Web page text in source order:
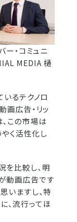
ー・コミュニ
MEDIA 樋
るテクノロ
画広告・リッ
この市場は
く活性化し
を比較し、明
動画広告です
いますし、特
、流行ってほ